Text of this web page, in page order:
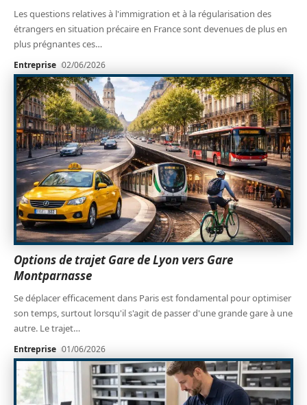
Les questions relatives à l'immigration et à la régularisation des
étrangers en situation précaire en France sont devenues de plus en
plus prégnantes ces…
Entreprise 02/06/2026
Options de trajet Gare de Lyon vers Gare
Montparnasse
Se déplacer efficacement dans Paris est fondamental pour optimiser
son temps, surtout lorsqu'il s'agit de passer d'une grande gare à une
autre. Le trajet…
Entreprise 01/06/2026